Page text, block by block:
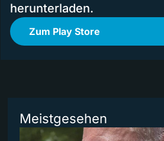
herunterladen.
Zum Play Store
Meistgesehen